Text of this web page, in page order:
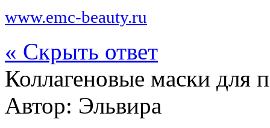
www.emc-beauty.ru
« Скрыть ответ
Коллагеновые маски для
Автор: Эльвира